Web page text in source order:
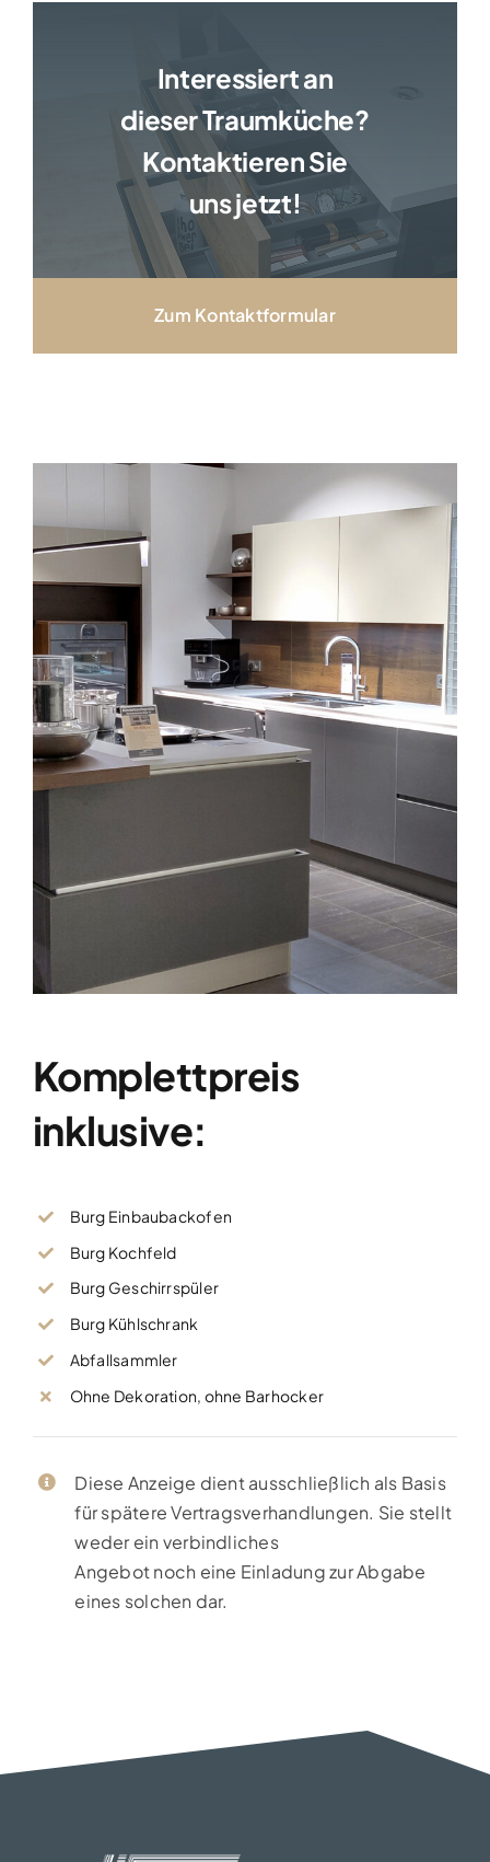
Interessiert an
dieser Traumküche?
Kontaktieren Sie
uns jetzt!
Zum Kontaktformular
Komplettpreis
inklusive:
Burg Einbaubackofen
Burg Kochfeld
Burg Geschirrspüler
Burg Kühlschrank
Abfallsammler
Ohne Dekoration, ohne Barhocker
Diese Anzeige dient ausschließlich als Basis
für spätere Vertragsverhandlungen. Sie stellt
weder ein verbindliches
Angebot noch eine Einladung zur Abgabe
eines solchen dar.